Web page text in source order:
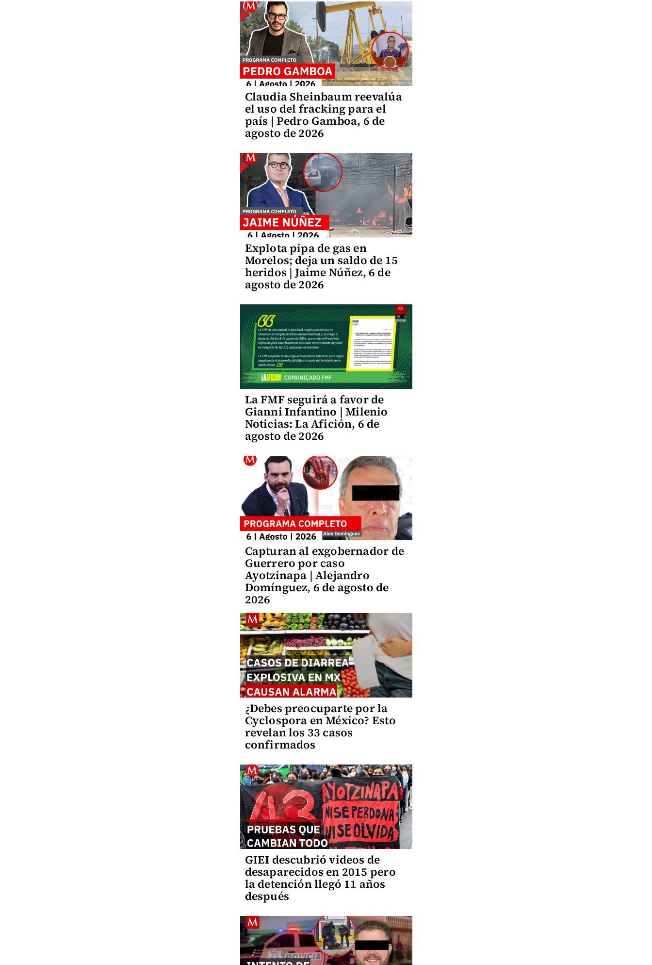
Claudia Sheinbaum reevalúa
el uso del fracking para el
país | Pedro Gamboa, 6 de
agosto de 2026
Explota pipa de gas en
Morelos; deja un saldo de 15
heridos | Jaime Núñez, 6 de
agosto de 2026
La FMF seguirá a favor de
Gianni Infantino | Milenio
Noticias: La Afición, 6 de
agosto de 2026
Capturan al exgobernador de
Guerrero por caso
Ayotzinapa | Alejandro
Domínguez, 6 de agosto de
2026
¿Debes preocuparte por la
Cyclospora en México? Esto
revelan los 33 casos
confirmados
GIEI descubrió videos de
desaparecidos en 2015 pero
la detención llegó 11 años
después